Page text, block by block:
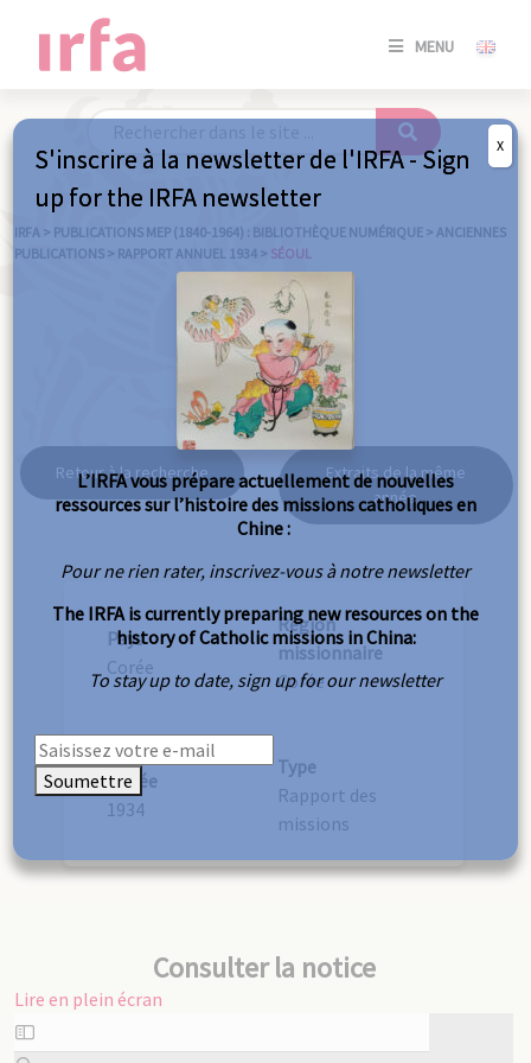
MENU
SE
/
IRFA > PUBLICATIONS MEP (1840-1964) : BIBLIOTHÈQUE NUMÉRIQUE > ANCIENNES
PUBLICATIONS > RAPPORT ANNUEL 1934 > SÉOUL
Séoul
Retour à la recherche
Extraits de la même
année
Pays
Corée
Région
missionnaire
Corée
Année
1934
Type
Rapport des
missions
Consulter la notice
Lire en plein écran
Aller
au
S'inscrire à la newsletter de l'IRFA - Sign
up for the IRFA newsletter
L’IRFA vous prépare actuellement de nouvelles
ressources sur l’histoire des missions catholiques en
Chine :
Pour ne rien rater, inscrivez-vous à notre newsletter
The IRFA is currently preparing new resources on the
history of Catholic missions in China:
To stay up to date, sign up for our newsletter
Soumettre
X